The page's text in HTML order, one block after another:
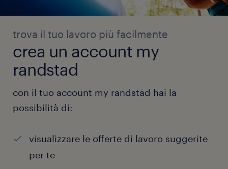
trova il tuo lavoro più facilmente
crea un account my
randstad
con il tuo account my randstad hai la
possibilità di:
visualizzare le offerte di lavoro suggerite
per te